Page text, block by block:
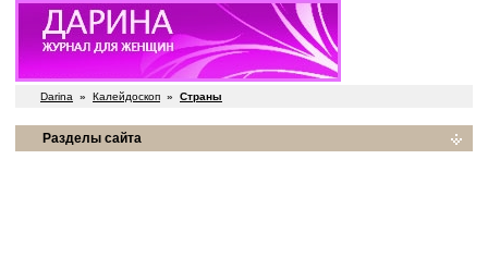
Darina » Калейдоскоп » Страны
Разделы сайта